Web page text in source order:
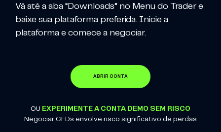
Vá até a aba “Downloads” no Menu do Trader e
baixe sua plataforma preferida. Inicie a
plataforma e comece a negociar.
ABRIR CONTA
OU EXPERIMENTE A CONTA DEMO SEM RISCO
Negociar CFDs envolve risco significativo de perdas